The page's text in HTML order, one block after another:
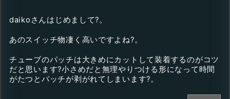
daikoさんはじめまして?。
あのスイッチ物凄く高いですよね?。
チューブのパッチは大きめにカットして装着するのがコツ
だと思います?小さめだと無理やりつける形になって時間
がたつとパッチが剥がれてしまいます?。